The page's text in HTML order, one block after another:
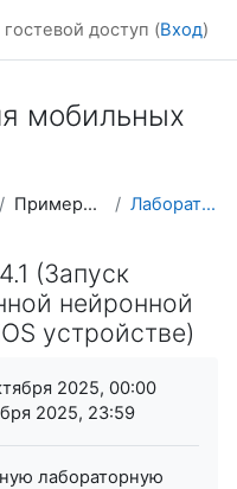
доступ (Вход)
мобильных
НСМП Примеры внедрения нейронных сетей в мобильных пр... Лабораторная работа 4.1 (Запуск приложения с встро...
(Запуск
нейронной
устройстве)
2025, 00:00
2025, 23:59
лабораторную